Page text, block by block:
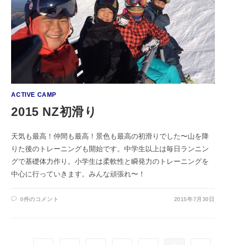
ACTIVE CAMP
2015 NZ初滑り
天気も最高！仲間も最高！景色も最高の初滑りでした〜山を降
りた後のトレーニングも開始です。中学生以上は毎日ランニン
グで基礎体力作り。小学生は柔軟性と瞬発力のトレーニングを
中心に行っていきます。みんな頑張れ〜！
0件のコメント 2015年7月30日